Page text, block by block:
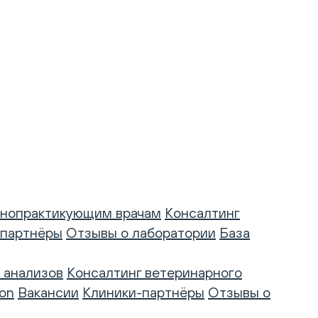
врачам Консалтинг
Отзывы о лаборатории База
Консалтинг ветеринарного
Вакансии Клиники-партнёры Отзывы о